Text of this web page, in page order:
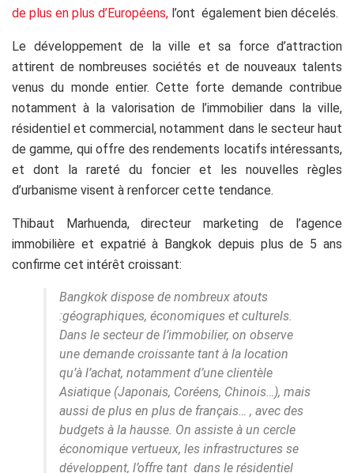
de plus en plus d’Européens, l’ont également bien décelés.
Le développement de la ville et sa force d’attraction
attirent de nombreuses sociétés et de nouveaux talents
venus du monde entier. Cette forte demande contribue
notamment à la valorisation de l’immobilier dans la ville,
résidentiel et commercial, notamment dans le secteur haut
de gamme, qui offre des rendements locatifs intéressants,
et dont la rareté du foncier et les nouvelles règles
d’urbanisme visent à renforcer cette tendance.
Thibaut Marhuenda, directeur marketing de l’agence
immobilière et expatrié à Bangkok depuis plus de 5 ans
confirme cet intérêt croissant:
Bangkok dispose de nombreux atouts
:géographiques, économiques et culturels.
Dans le secteur de l’immobilier, on observe
une demande croissante tant à la location
qu’à l’achat, notamment d’une clientèle
Asiatique (Japonais, Coréens, Chinois…), mais
aussi de plus en plus de français… , avec des
budgets à la hausse. On assiste à un cercle
économique vertueux, les infrastructures se
développent, l’offre tant dans le résidentiel